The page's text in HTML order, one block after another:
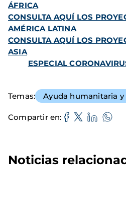
ÁFRICA
CONSULTA AQUÍ LOS
AMÉRICA LATINA
CONSULTA AQUÍ LOS
ASIA
ESPECIAL
Temas Ayuda humanitaria
Compartir en
Noticias